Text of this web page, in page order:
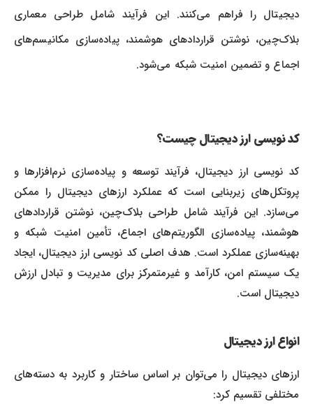
دیجیتال را فراهم می‌کنند. این فرآیند شامل طراحی معماری
بلاک‌چین، نوشتن قراردادهای هوشمند، پیاده‌سازی مکانیسم‌های
اجماع و تضمین امنیت شبکه می‌شود.
کد نویسی ارز دیجیتال چیست؟
کد نویسی ارز دیجیتال، فرآیند توسعه و پیاده‌سازی نرم‌افزارها و
پروتکل‌های زیربنایی است که عملکرد ارزهای دیجیتال را ممکن
می‌سازد. این فرآیند شامل طراحی بلاک‌چین، نوشتن قراردادهای
هوشمند، پیاده‌سازی الگوریتم‌های اجماع، تأمین امنیت شبکه و
بهینه‌سازی عملکرد است. هدف اصلی کد نویسی ارز دیجیتال، ایجاد
یک سیستم امن، کارآمد و غیرمتمرکز برای مدیریت و تبادل ارزش
دیجیتال است.
انواع ارز دیجیتال
ارزهای دیجیتال را می‌توان بر اساس ساختار و کاربرد به دسته‌های
مختلفی تقسیم کرد: